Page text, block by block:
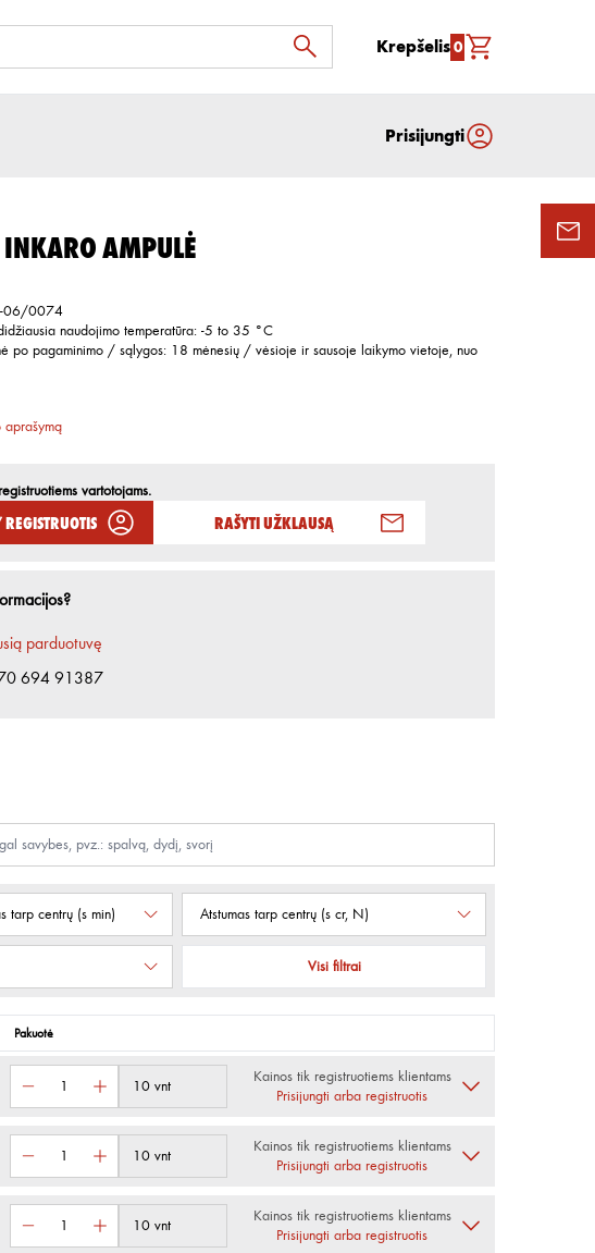
Krepšelis0
Prisijungti
AMPULĖ
06/0074
naudojimo temperatūra: -5 to 35 °C
po pagaminimo / sąlygos: 18 mėnesių / vėsioje ir sausoje laikymo vietoje, nuo
aprašymą
vartotojams.
Rašyti užklausą
parduotuvę
694 91387
tarp centrų (s min) Atstumas tarp centrų (s cr, N)
Visi filtrai
Pakuotė
10 vnt
Kainos tik registruotiems klientams
Prisijungti arba registruotis
10 vnt
Kainos tik registruotiems klientams
Prisijungti arba registruotis
10 vnt
Kainos tik registruotiems klientams
Prisijungti arba registruotis